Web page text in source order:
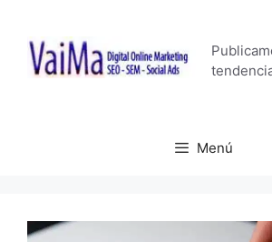
contenido
Menú